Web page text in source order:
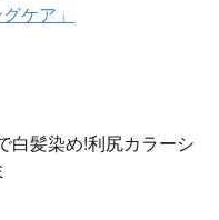
ケア」
白髪染め!利尻カラーシ